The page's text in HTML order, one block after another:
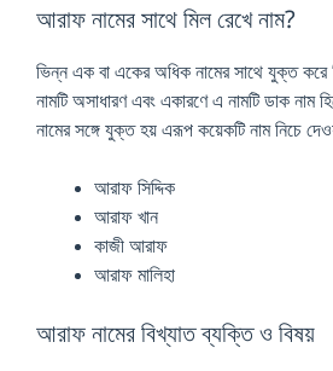
আরাফ নামের সাথে মিল রেখে নাম?
ভিন্ন এক বা একের অধিক নামের সাথে যুক্ত করে
নামটি অসাধারণ এবং একারণে এ নামটি ডাক নাম
নামের সঙ্গে যুক্ত হয় এরূপ কয়েকটি নাম নিচে
আরাফ সিদ্দিক
আরাফ খান
কাজী আরাফ
আরাফ মালিহা
আরাফ নামের বিখ্যাত ব্যক্তি ও বিষয়